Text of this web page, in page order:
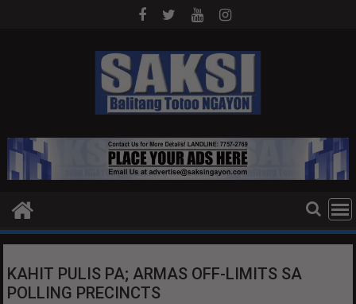
KAHIT PULIS PA; ARMAS OFF-LIMITS SA
POLLING PRECINCTS